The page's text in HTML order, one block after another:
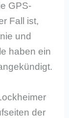
GPS-
Fall ist,
und
haben ein
der